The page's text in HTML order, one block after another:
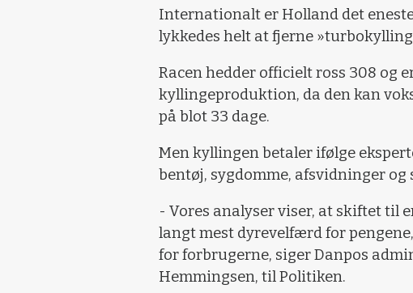
Internationalt er Holland det
lykkedes helt at fjerne
Racen hedder officielt ross 308 og
kyllingeproduktion, da den kan
på blot 33 dage.
Men kyllingen betaler ifølge
bentøj, sygdomme, afsvidninger og
- Vores analyser viser, at skiftet til
langt mest dyrevelfærd for
for forbrugerne, siger Danpos
Hemmingsen, til Politiken.